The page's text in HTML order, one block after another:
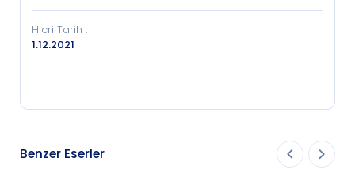
Hicri Tarih :
1.12.2021
Benzer Eserler